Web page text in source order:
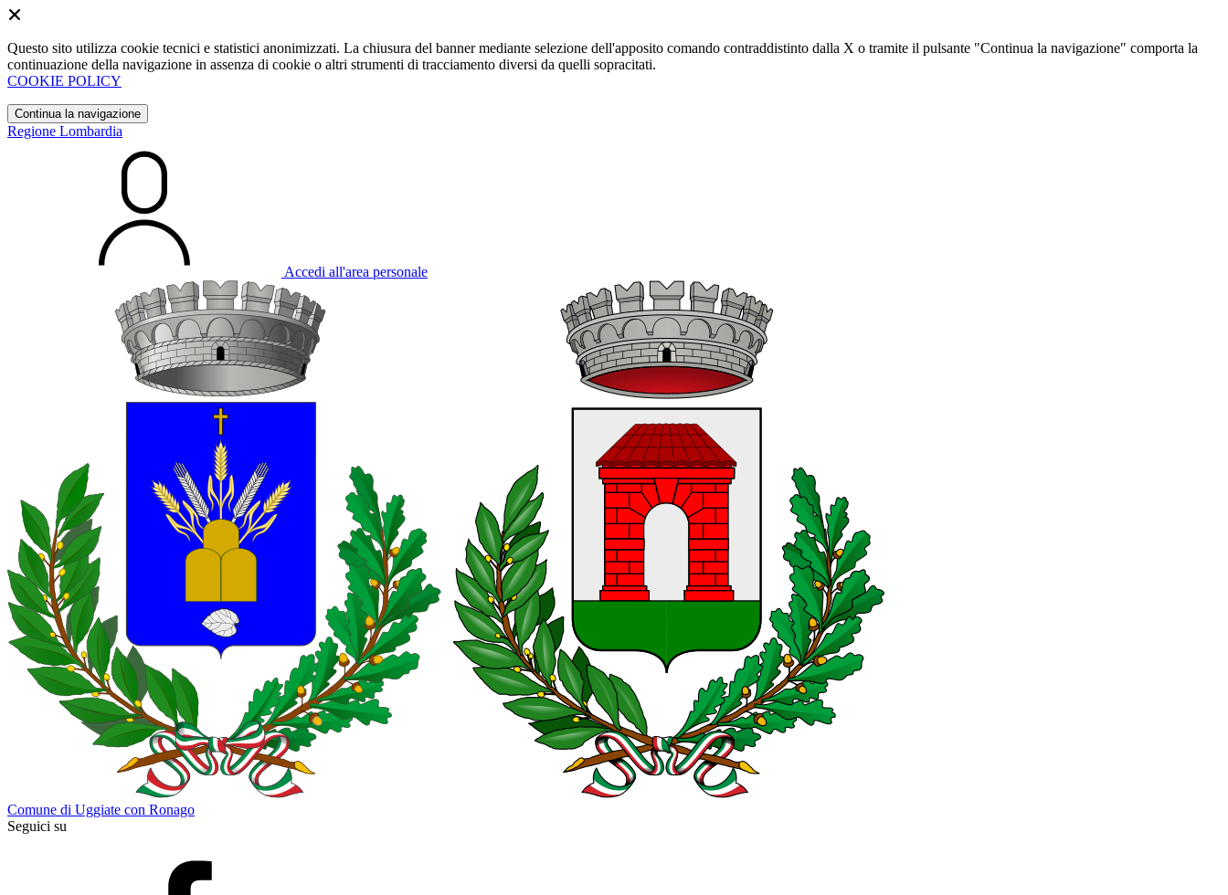
Questo sito utilizza cookie tecnici e statistici anonimizzati. La chiusura del banner mediante selezione dell'apposito comando contraddistinto dalla X o tramite il pulsante "Continua la navigazione" comporta la
continuazione della navigazione in assenza di cookie o altri strumenti di tracciamento diversi da quelli sopracitati.
COOKIE POLICY
Continua la navigazione
Regione Lombardia
Accedi all'area personale
Comune di Uggiate con Ronago
Seguici su